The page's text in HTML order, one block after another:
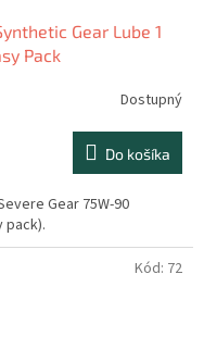
Gear Lube 1
Pack
Dostupný
Do košíka
Gear 75W-90
pack).
Kód: 72